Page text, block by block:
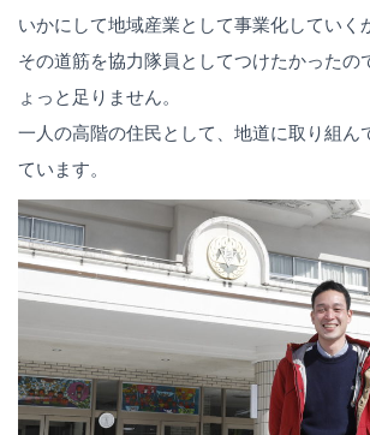
いかにして地域産業として事業化していく
その道筋を協力隊員としてつけたかったの
ょっと足りません。
一人の高階の住民として、地道に取り組ん
ています。